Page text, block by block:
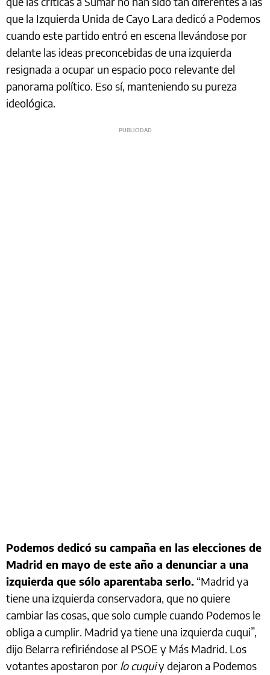
que la Izquierda Unida de Cayo Lara dedicó a Podemos
cuando este partido entró en escena llevándose por
delante las ideas preconcebidas de una izquierda
resignada a ocupar un espacio poco relevante del
panorama político. Eso sí, manteniendo su pureza
ideológica.
Podemos dedicó su campaña en las elecciones de
Madrid en mayo de este año a denunciar a una
izquierda que sólo aparentaba serlo. “Madrid ya
tiene una izquierda conservadora, que no quiere
cambiar las cosas, que solo cumple cuando Podemos le
obliga a cumplir. Madrid ya tiene una izquierda cuqui”,
dijo Belarra refiriéndose al PSOE y Más Madrid. Los
votantes apostaron por lo cuquiy dejaron a Podemos